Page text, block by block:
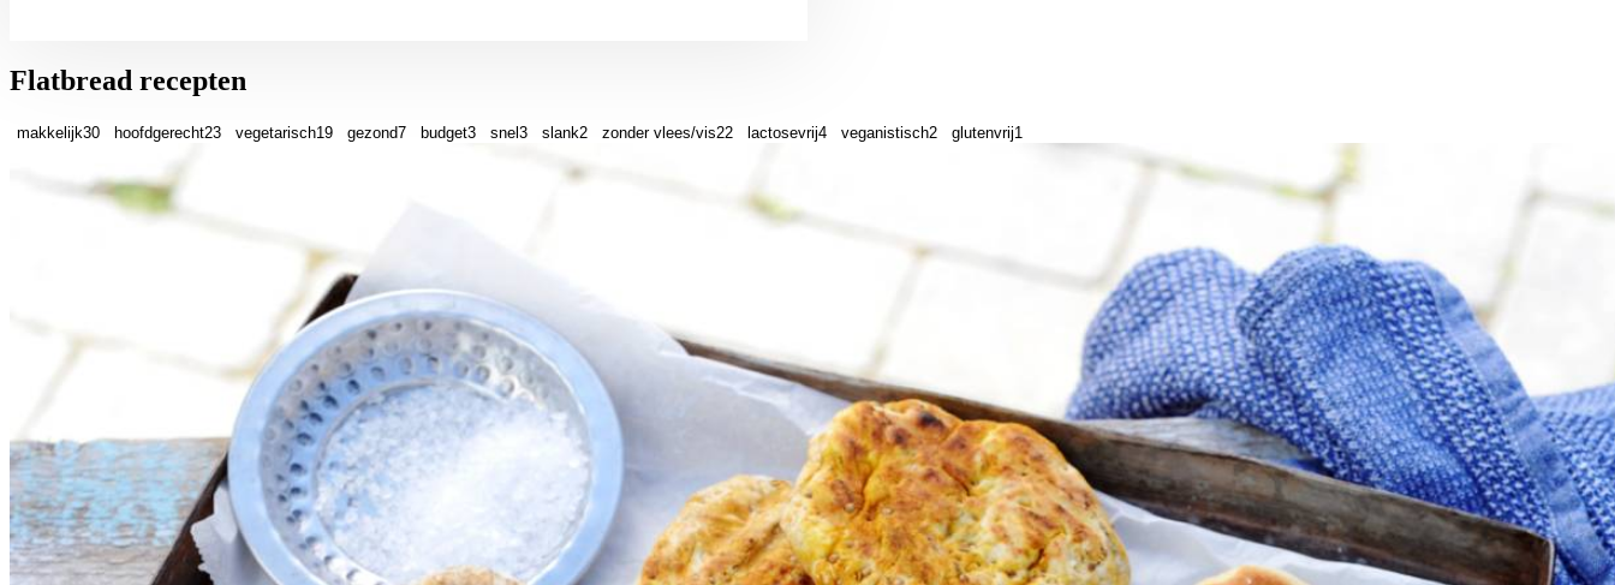
Flatbread recepten
makkelijk30 hoofdgerecht23 vegetarisch19 gezond7 budget3 snel 3 slank2 zonder vlees/vis22 lactosevrij4 veganistisch2 glutenvrij1